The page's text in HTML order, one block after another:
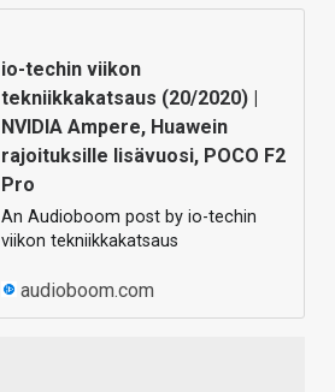
io-techin viikon
tekniikkakatsaus (20/2020) |
NVIDIA Ampere, Huawein
rajoituksille lisävuosi, POCO F2
Pro
An Audioboom post by io-techin
viikon tekniikkakatsaus
audioboom.com